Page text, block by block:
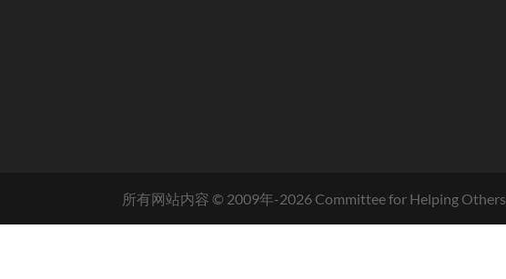
所有网站内容 © 2009年-2026 Committee for Helping Others